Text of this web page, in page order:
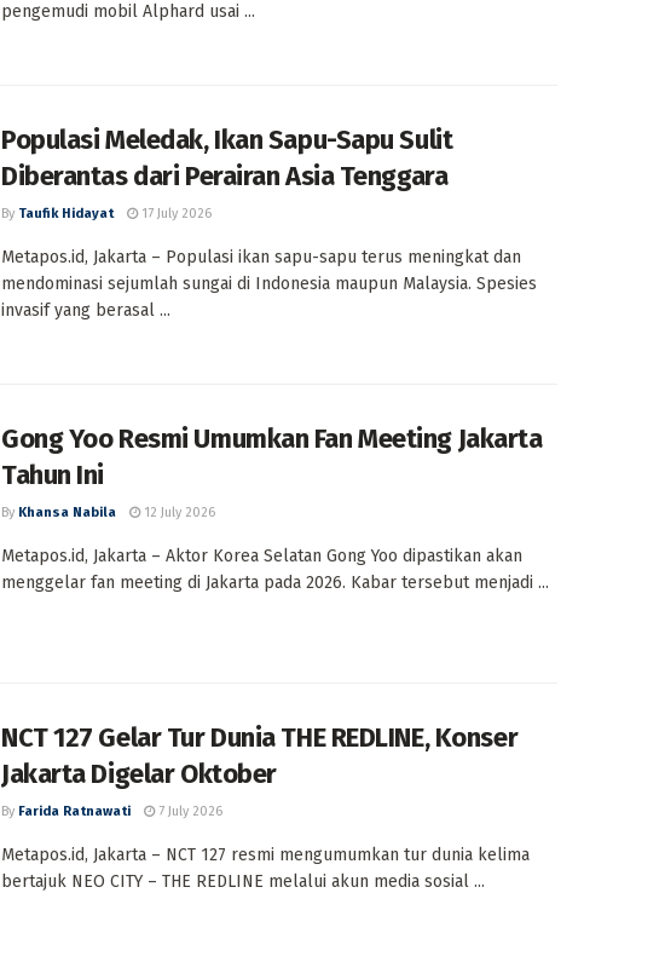
pengemudi mobil Alphard usai ...
Populasi Meledak, Ikan Sapu-Sapu Sulit
Diberantas dari Perairan Asia Tenggara
By Taufik Hidayat 17 July 2026
Metapos.id, Jakarta – Populasi ikan sapu-sapu terus meningkat dan
mendominasi sejumlah sungai di Indonesia maupun Malaysia. Spesies
invasif yang berasal ...
Gong Yoo Resmi Umumkan Fan Meeting Jakarta
Tahun Ini
By Khansa Nabila 12 July 2026
Metapos.id, Jakarta – Aktor Korea Selatan Gong Yoo dipastikan akan
menggelar fan meeting di Jakarta pada 2026. Kabar tersebut menjadi ...
NCT 127 Gelar Tur Dunia THE REDLINE, Konser
Jakarta Digelar Oktober
By Farida Ratnawati 7 July 2026
Metapos.id, Jakarta – NCT 127 resmi mengumumkan tur dunia kelima
bertajuk NEO CITY – THE REDLINE melalui akun media sosial ...